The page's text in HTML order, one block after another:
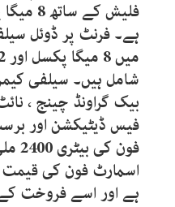
فلیش
ہے۔ فرنٹ پر ڈوئل
شامل ہیں۔ سیلفی
بیک گراونڈ چینج ،
فیس ڈیٹیکشن اور
ہے اور اسے فروخت